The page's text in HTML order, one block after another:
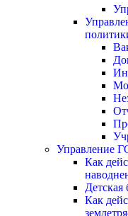
Управление
Как
Детская
Как